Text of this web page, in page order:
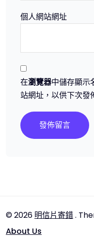
個人網站網址
在瀏覽器中儲存顯示
站網址，以供下次發
© 2026 明信片寄錯.
About Us